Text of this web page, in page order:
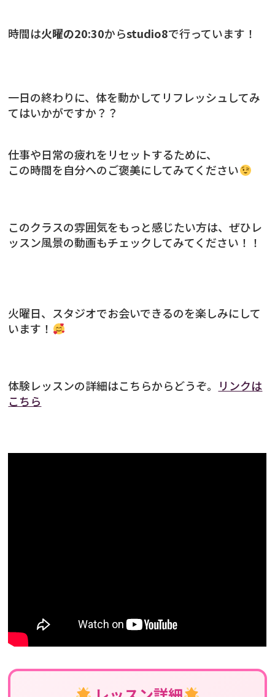
時間は火曜の20:30からstudio8で行っています！
一日の終わりに、体を動かしてリフレッシュしてみ
てはいかがですか？？
仕事や日常の疲れをリセットするために、
この時間を自分へのご褒美にしてみてください
このクラスの雰囲気をもっと感じたい方は、ぜひレ
ッスン風景の動画もチェックしてみてください！！
火曜日、スタジオでお会いできるのを楽しみにして
います！
体験レッスンの詳細はこちらからどうぞ。
リンクは
こちら